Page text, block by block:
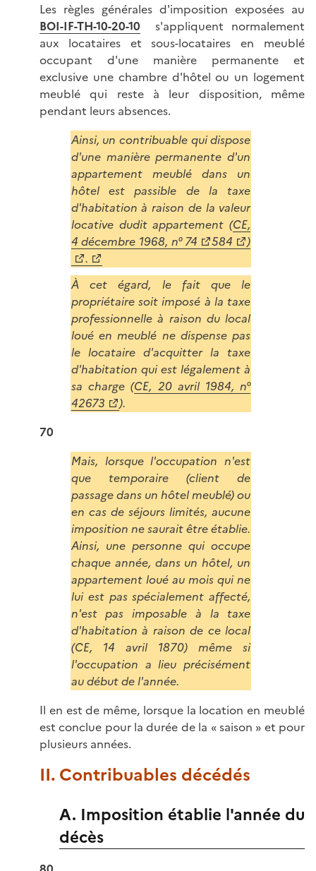
Les règles générales d'imposition exposées au
BOI-IF-TH-10-20-10
s'appliquent normalement
aux locataires et sous-locataires en meublé
occupant d'une manière permanente et
exclusive une chambre d'hôtel ou un logement
meublé qui reste à leur disposition, même
pendant leurs absences.
Ainsi, un contribuable qui dispose
d'une manière permanente d'un
appartement meublé dans un
hôtel est passible de la taxe
d'habitation à raison de la valeur
locative dudit appartement (CE,
4 décembre 1968, n° 74
584
)
.
À cet égard, le fait que le
propriétaire soit imposé à la taxe
professionnelle à raison du local
loué en meublé ne dispense pas
le locataire d'acquitter la taxe
d'habitation qui est légalement à
sa charge (CE, 20 avril 1984, n°
42673
).
70
Mais, lorsque l'occupation n'est
que temporaire (client de
passage dans un hôtel meublé) ou
en cas de séjours limités, aucune
imposition ne saurait être établie.
Ainsi, une personne qui occupe
chaque année, dans un hôtel, un
appartement loué au mois qui ne
lui est pas spécialement affecté,
n'est pas imposable à la taxe
d'habitation à raison de ce local
(CE, 14 avril 1870) même si
l'occupation a lieu précisément
au début de l'année.
Il en est de même, lorsque la location en meublé
est conclue pour la durée de la « saison » et pour
plusieurs années.
II. Contribuables décédés
A. Imposition établie l'année du
décès